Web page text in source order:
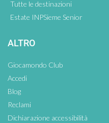
Tutte le destinazioni
Estate INPSieme Senior
ALTRO
Giocamondo Club
Accedi
Blog
Reclami
Dichiarazione accessibilità